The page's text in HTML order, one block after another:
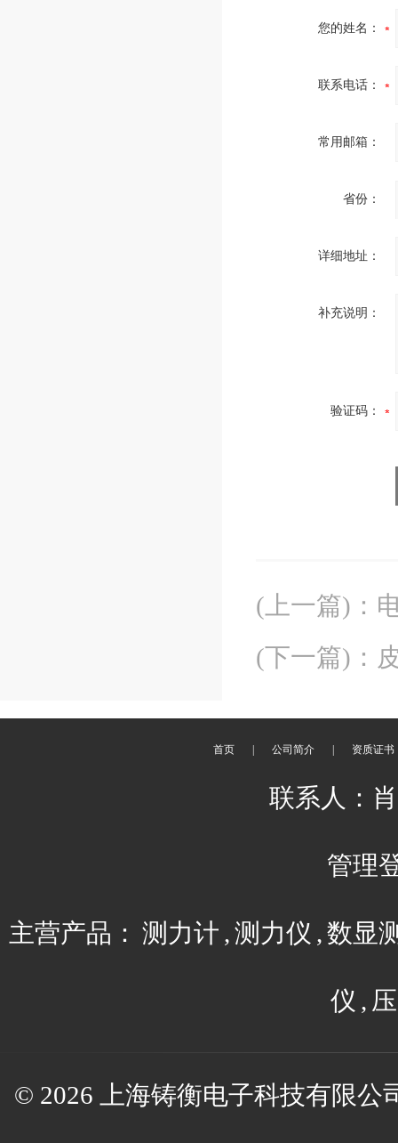
您的姓名：
联系电话：
常用邮箱：
省份：
详细地址：
补充说明：
验证码：
(上一篇) ：
(下一篇) ：
首页 公司简介 资质证书
联系人：
管理
主营产品： 测力计 , 测力仪 , 数显
仪 ,
© 2026 上海铸衡电子科技有限公